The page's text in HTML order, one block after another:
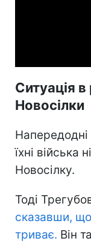
Ситуація в
Новосілки
Напередодні
їхні війська
Новосілку.
Тоді
сказавши,
триває. Він